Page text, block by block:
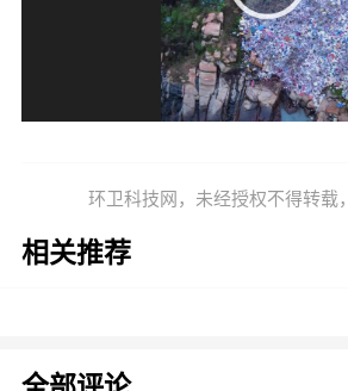
环卫科技网，未经授权不得转载，
相关推荐